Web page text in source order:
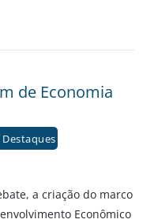
de Economia
a criação do marco
Econômico